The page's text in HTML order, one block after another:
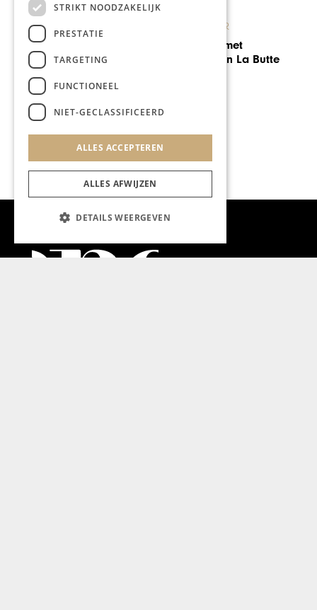
KUNST & CULTUUR
Bronzen beeld met
Marsmeteoriet in La Butte
STRIKT NOODZAKELIJK
PRESTATIE
TARGETING
FUNCTIONEEL
NIET-GECLASSIFICEERD
ALLES ACCEPTEREN
ALLES AFWIJZEN
DETAILS WEERGEVEN